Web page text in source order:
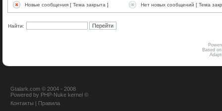
Новые сообщения [ Тема закрыта ] Нет новых сообщений [ Тема
Найти:
Based
Gtalark.com © 2004 - 2008
Powered by PHP-Nuke kernel ©
Контакты | Правила